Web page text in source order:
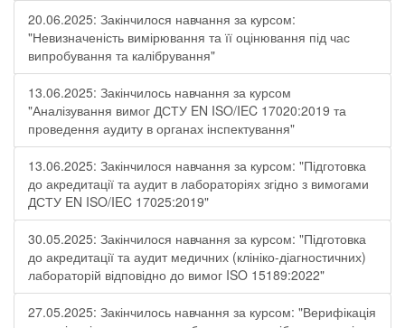
20.06.2025: Закінчилося навчання за курсом:
"Невизначеність вимірювання та її оцінювання під час
випробування та калібрування"
13.06.2025: Закінчилось навчання за курсом
"Аналізування вимог ДСТУ EN ISO/IEC 17020:2019 та
проведення аудиту в органах інспектування"
13.06.2025: Закінчилося навчання за курсом: "Підготовка
до акредитації та аудит в лабораторіях згідно з вимогами
ДСТУ EN ISO/IEC 17025:2019"
30.05.2025: Закінчилося навчання за курсом: "Підготовка
до акредитації та аудит медичних (клініко-діагностичних)
лабораторій відповідно до вимог ISO 15189:2022"
27.05.2025: Закінчилось навчання за курсом: "Верифікація